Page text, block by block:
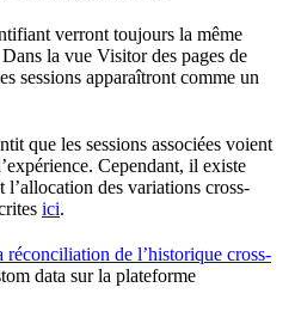
verront toujours la même
la vue Visitor des pages de
sessions apparaîtront comme un
que les sessions associées voient
Cependant, il existe
des variations cross-
ici.
réconciliation de l’historique cross-
data sur la plateforme